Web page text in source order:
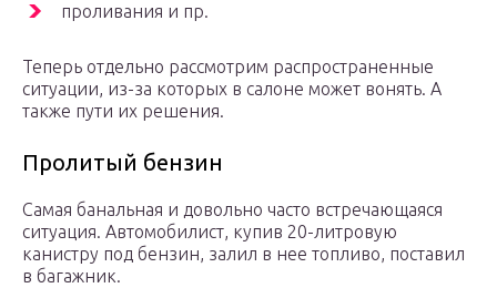
проливания и пр.
Теперь отдельно рассмотрим распространенные
ситуации, из-за которых в салоне может вонять. А
также пути их решения.
Пролитый бензин
Самая банальная и довольно часто встречающаяся
ситуация. Автомобилист, купив 20-литровую
канистру под бензин, залил в нее топливо, поставил
в багажник.